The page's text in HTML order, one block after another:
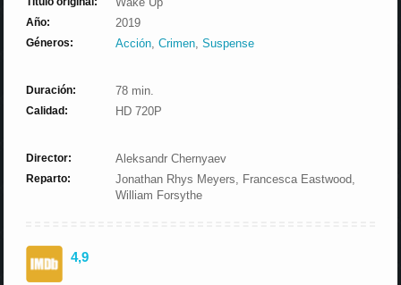
Año: 2019
Géneros: Acción,Crimen,Suspense
Duración: 78 min.
Calidad: HD 720P
Director: Aleksandr Chernyaev
Reparto:
Jonathan Rhys Meyers, Francesca Eastwood,
William Forsythe
4,9